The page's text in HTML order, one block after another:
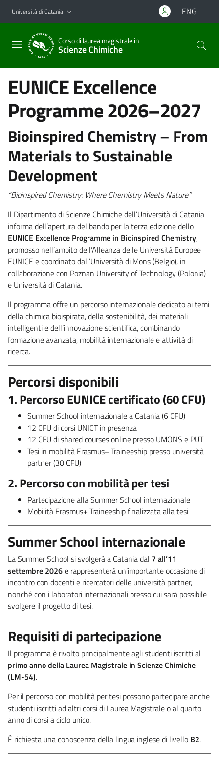
Vai al contenuto principale
Vai al menu di navigazione
Università di Catania ENG
Corso di laurea magistrale in
Scienze Chimiche
EUNICE Excellence
Programme 2026–2027
Bioinspired Chemistry – From
Materials to Sustainable
Development
“Bioinspired Chemistry: Where Chemistry Meets Nature”
Il Dipartimento di Scienze Chimiche dell’Università di Catania
informa dell’apertura del bando per la terza edizione dello
EUNICE Excellence Programme in Bioinspired Chemistry,
promosso nell’ambito dell’Alleanza delle Università Europee
EUNICE e coordinato dall’Università di Mons (Belgio), in
collaborazione con Poznan University of Technology (Polonia)
e Università di Catania.
Il programma offre un percorso internazionale dedicato ai temi
della chimica bioispirata, della sostenibilità, dei materiali
intelligenti e dell’innovazione scientifica, combinando
formazione avanzata, mobilità internazionale e attività di
ricerca.
Percorsi disponibili
1. Percorso EUNICE certificato (60 CFU)
Summer School internazionale a Catania (6 CFU)
12 CFU di corsi UNICT in presenza
12 CFU di shared courses online presso UMONS e PUT
Tesi in mobilità Erasmus+ Traineeship presso università
partner (30 CFU)
2. Percorso con mobilità per tesi
Partecipazione alla Summer School internazionale
Mobilità Erasmus+ Traineeship finalizzata alla tesi
Summer School internazionale
La Summer School si svolgerà a Catania dal 7 all’11
settembre 2026e rappresenterà un’importante occasione di
incontro con docenti e ricercatori delle università partner,
nonché con i laboratori internazionali presso cui sarà possibile
svolgere il progetto di tesi.
Requisiti di partecipazione
Il programma è rivolto principalmente agli studenti iscritti al
primo anno della Laurea Magistrale in Scienze Chimiche
(LM-54).
Per il percorso con mobilità per tesi possono partecipare anche
studenti iscritti ad altri corsi di Laurea Magistrale o al quarto
anno di corsi a ciclo unico.
È richiesta una conoscenza della lingua inglese di livello B2.